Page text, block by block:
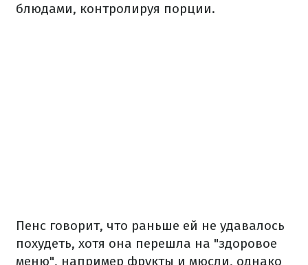
блюдами, контролируя порции.
Пенс говорит, что раньше ей не удавалось
похудеть, хотя она перешла на "здоровое
меню", например фрукты и мюсли, однако